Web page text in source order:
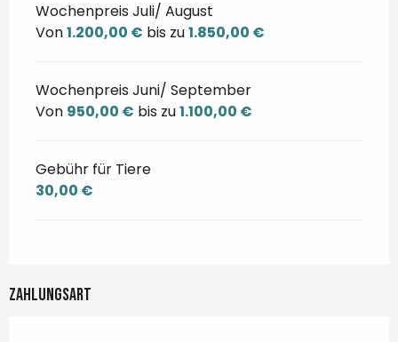
Wochenpreis Juli/ August
Von1.200,00 € bis zu1.850,00 €
Wochenpreis Juni/ September
Von 950,00 € bis zu1.100,00 €
Gebühr für Tiere
30,00 €
Zahlungsart